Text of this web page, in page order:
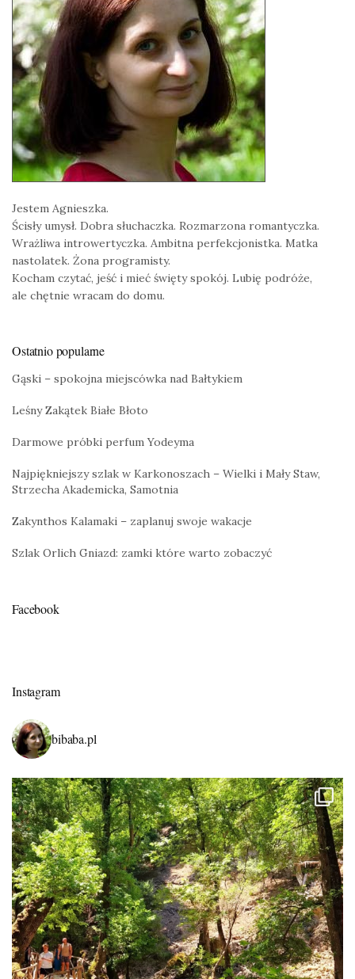
Jestem Agnieszka.
Ścisły umysł. Dobra słuchaczka. Rozmarzona romantyczka.
Wrażliwa introwertyczka. Ambitna perfekcjonistka. Matka
nastolatek. Żona programisty.
Kocham czytać, jeść i mieć święty spokój. Lubię podróże,
ale chętnie wracam do domu.
Ostatnio popularne
Gąski – spokojna miejscówka nad Bałtykiem
Leśny Zakątek Białe Błoto
Darmowe próbki perfum Yodeyma
Najpiękniejszy szlak w Karkonoszach – Wielki i Mały Staw,
Strzecha Akademicka, Samotnia
Zakynthos Kalamaki – zaplanuj swoje wakacje
Szlak Orlich Gniazd: zamki które warto zobaczyć
Facebook
Instagram
bibaba.pl